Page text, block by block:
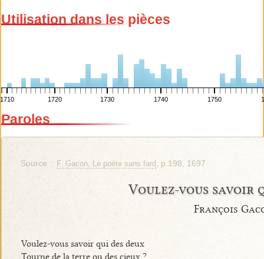
Utilisation dans les pièces
1710 1720 1730 1740 1750
Paroles
Source : F. Gacon, Le poète sans fard , p.198, 1697
Voulez-vous savoir
François
Voulez-vous savoir qui des deux
Tourne de la terre ou des cieux ?